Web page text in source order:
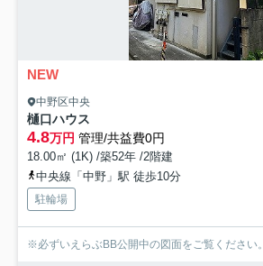
NEW
中野区中央
樋口ハウス
4.8万円 管理/共益費0円
18.00㎡ (1K) /築52年 /2階建
中央線「中野」駅 徒歩10分
駐輪場
※必ずいえらぶBB公開中の図面をご覧ください。